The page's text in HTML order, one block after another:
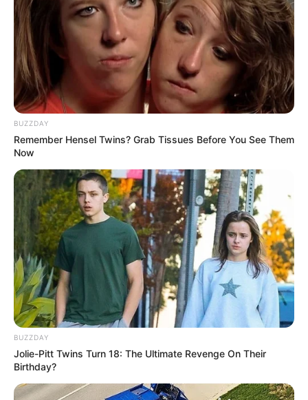
Όλα τα κείμενα και οι εικόνες είναι πνευματική ιδιοκτησία του
ΝΙΚΟΛΑΟΣ ΑΝΑΞΙΜΑΝΔΡΟΣ. Aπαγορεύεται η αναπαραγωγή, η
αναδημοσίευση και η τροποποίησή τους χωρίς προηγούμενη
γραπτή άδεια του δημιουργού τους. Με επιφύλαξη κάθε νόμιμου
δικαιώματος. Διαβάστε τηνΠολιτική Απορρήτουτου website πριν
να το χρησιμοποιήσετε, καθώς χρησιμοποιώντας το την
αποδέχεστε. Ο ιστότοπος διατηρεί το δικαίωμα να τροποποιήσει
τους όρους χρήσης.
Επικοινωνήστε μαζί μας:
BUZZDAY
Remember Hensel Twins? Grab Tissues Before You See Them
Now
BUZZDAY
Jolie-Pitt Twins Turn 18: The Ultimate Revenge On Their
Birthday?